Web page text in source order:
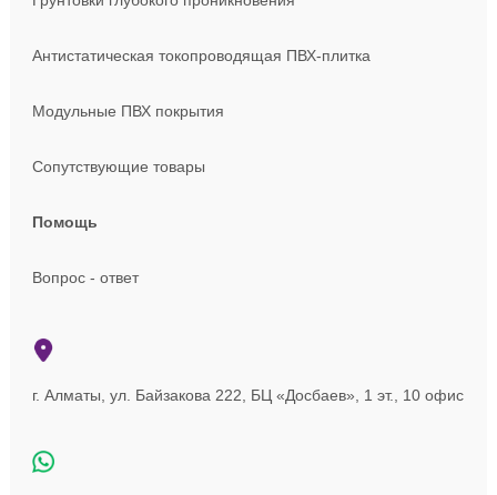
Антистатическая токопроводящая ПВХ-плитка
Модульные ПВХ покрытия
Сопутствующие товары
Помощь
Вопрос - ответ
г. Алматы, ул. Байзакова 222, БЦ «Досбаев», 1 эт., 10 офис